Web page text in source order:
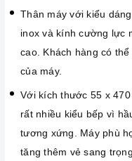
Thân máy với kiểu
inox và kính cường lực
cao. Khách hàng có
của máy.
Với kích thước 55 x
rất nhiều kiểu bếp vì
tương xứng. Máy phù
tăng thêm vẻ sang